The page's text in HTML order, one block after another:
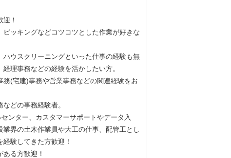
！
ピッキングなどコツコツとした作業が好きな
ハウスクリーニングといった仕事の経験も無
理事務などの経験を活かしたい方。
務(宅建)事務や営業事務などの関連経験をお
どの事務経験者。
ンター、カスタマーサポートやデータ入
界の土木作業員や大工の仕事、配管工とし
験してきた方歓迎！
る方歓迎！